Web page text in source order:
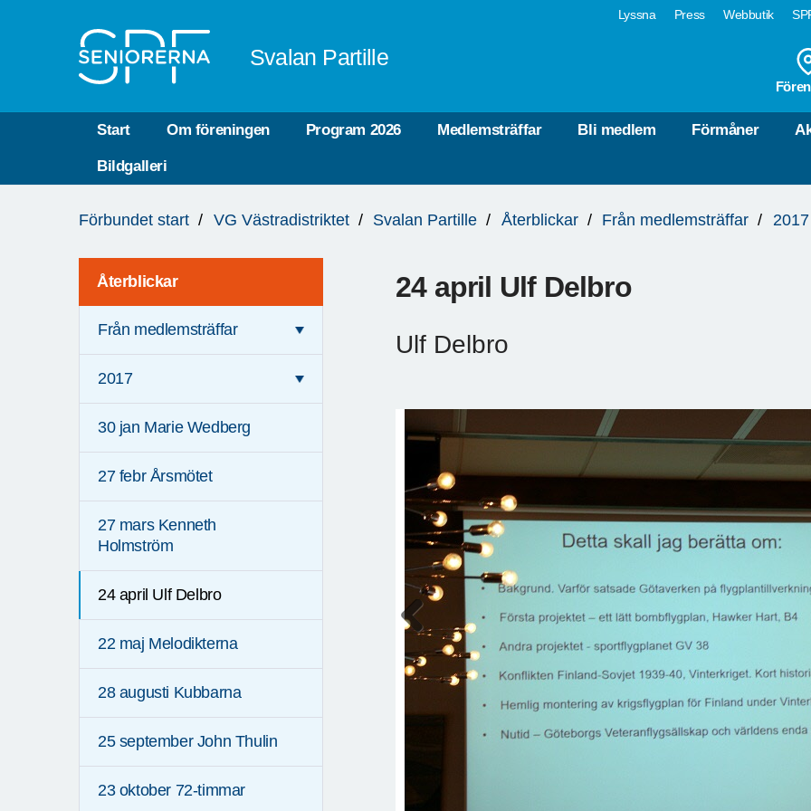
Lyssna Press Webbutik
Svalan Partille
Start Om föreningen Program 2026 Medlemsträffar Bli medlem Förmåner
Bildgalleri
är
Förbundet start VG Västradistriktet Svalan Partille Återblickar Från medlemsträffar 2017
Återblickar
Från medlemsträffar
2017
30 jan Marie Wedberg
27 febr Årsmötet
27 mars Kenneth
Holmström
24 april Ulf Delbro
22 maj Melodikterna
28 augusti Kubbarna
25 september John Thulin
23 oktober 72-timmar
24 april Ulf Delbro
Ulf Delbro
Previous